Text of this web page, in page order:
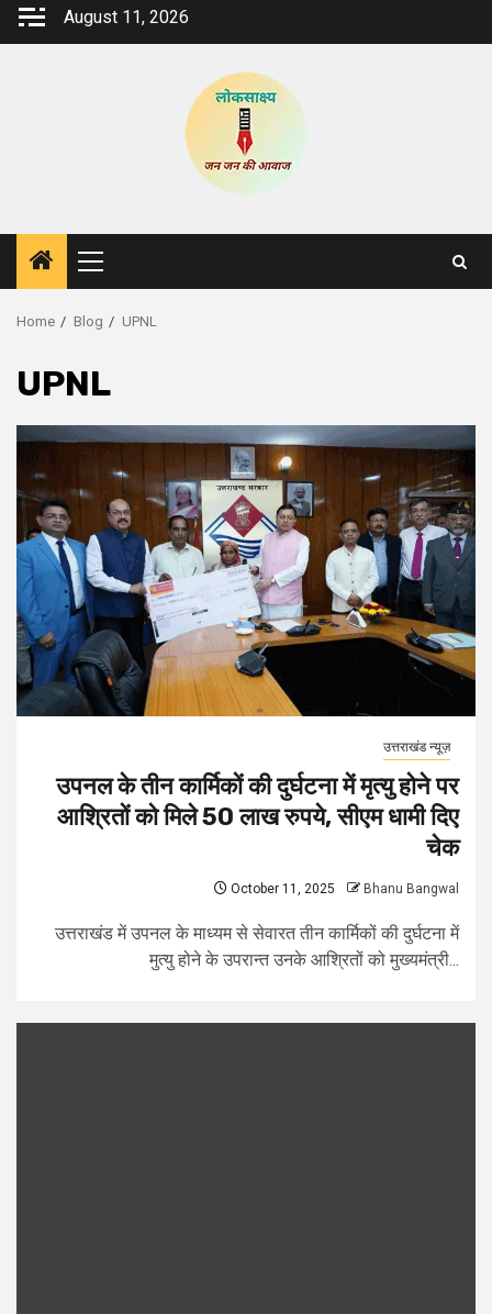
Skip
August 11, 2026
Primary
Menu
Home Blog UPNL
UPNL
उत्तराखंड न्यूज़
उपनल के तीन कार्मिकों की दुर्घटना में मृत्यु होने पर
आश्रितों को मिले 50 लाख रुपये, सीएम धामी दिए
चेक
October 11, 2025 Bhanu Bangwal
उत्तराखंड में उपनल के माध्यम से सेवारत तीन कार्मिकों की दुर्घटना में
मुत्यु होने के उपरान्त उनके आश्रितों को मुख्यमंत्री...